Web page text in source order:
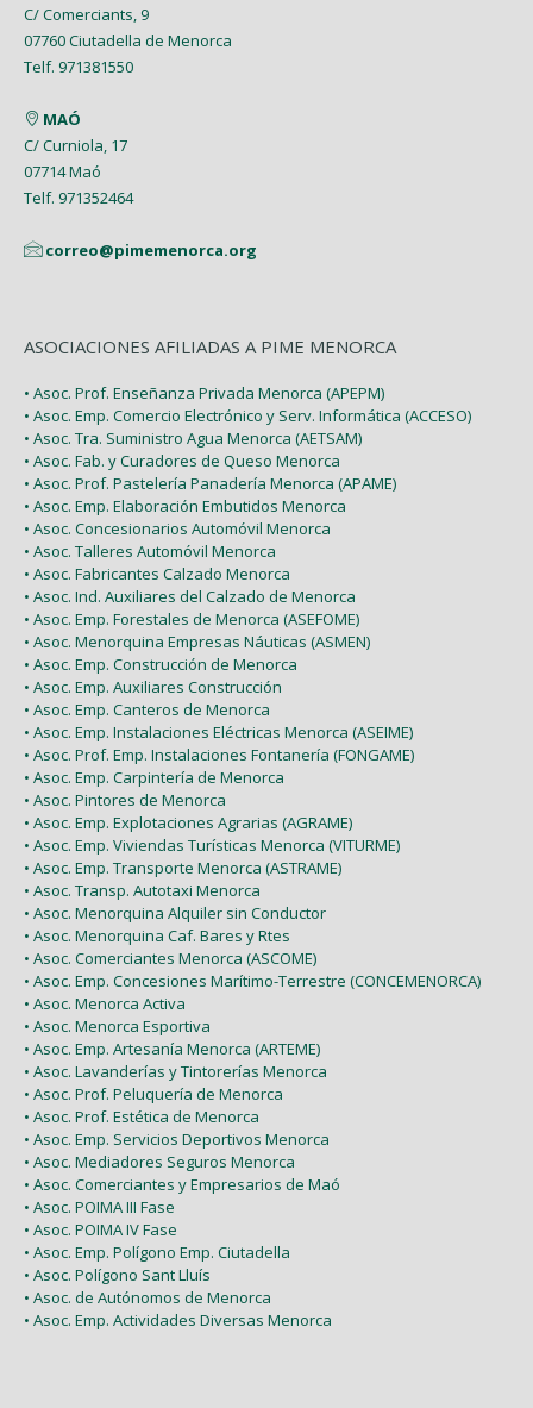
C/ Comerciants, 9
07760 Ciutadella de Menorca
Telf. 971381550
MAÓ
C/ Curniola, 17
07714 Maó
Telf. 971352464
correo@pimemenorca.org
ASOCIACIONES AFILIADAS A PIME MENORCA
• Asoc. Prof. Enseñanza Privada Menorca (APEPM)
• Asoc. Emp. Comercio Electrónico y Serv. Informática (ACCESO)
• Asoc. Tra. Suministro Agua Menorca (AETSAM)
• Asoc. Fab. y Curadores de Queso Menorca
• Asoc. Prof. Pastelería Panadería Menorca (APAME)
• Asoc. Emp. Elaboración Embutidos Menorca
• Asoc. Concesionarios Automóvil Menorca
• Asoc. Talleres Automóvil Menorca
• Asoc. Fabricantes Calzado Menorca
• Asoc. Ind. Auxiliares del Calzado de Menorca
• Asoc. Emp. Forestales de Menorca (ASEFOME)
• Asoc. Menorquina Empresas Náuticas (ASMEN)
• Asoc. Emp. Construcción de Menorca
• Asoc. Emp. Auxiliares Construcción
• Asoc. Emp. Canteros de Menorca
• Asoc. Emp. Instalaciones Eléctricas Menorca (ASEIME)
• Asoc. Prof. Emp. Instalaciones Fontanería (FONGAME)
• Asoc. Emp. Carpintería de Menorca
• Asoc. Pintores de Menorca
• Asoc. Emp. Explotaciones Agrarias (AGRAME)
• Asoc. Emp. Viviendas Turísticas Menorca (VITURME)
• Asoc. Emp. Transporte Menorca (ASTRAME)
• Asoc. Transp. Autotaxi Menorca
• Asoc. Menorquina Alquiler sin Conductor
• Asoc. Menorquina Caf. Bares y Rtes
• Asoc. Comerciantes Menorca (ASCOME)
• Asoc. Emp. Concesiones Marítimo-Terrestre (CONCEMENORCA)
• Asoc. Menorca Activa
• Asoc. Menorca Esportiva
• Asoc. Emp. Artesanía Menorca (ARTEME)
• Asoc. Lavanderías y Tintorerías Menorca
• Asoc. Prof. Peluquería de Menorca
• Asoc. Prof. Estética de Menorca
• Asoc. Emp. Servicios Deportivos Menorca
• Asoc. Mediadores Seguros Menorca
• Asoc. Comerciantes y Empresarios de Maó
• Asoc. POIMA III Fase
• Asoc. POIMA IV Fase
• Asoc. Emp. Polígono Emp. Ciutadella
• Asoc. Polígono Sant Lluís
• Asoc. de Autónomos de Menorca
• Asoc. Emp. Actividades Diversas Menorca